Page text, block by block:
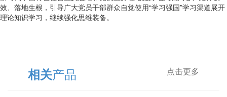
效、落地生根，引导广大党员干部群众自觉使用“学习强国”学习渠道展开
理论知识学习，继续强化思维装备。
相关产品 点击更多